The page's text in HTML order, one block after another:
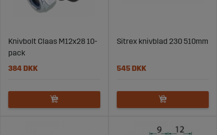
Knivbolt Claas M12x28 10-
pack
384 DKK
Sitrex knivblad 230 510mm
545 DKK